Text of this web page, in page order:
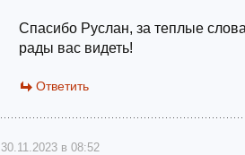
Спасибо Руслан, за теплые
рады вас видеть!
Ответить
30.11.2023 в 08:52